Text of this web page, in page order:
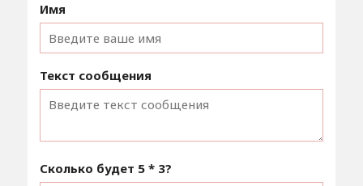
Имя
Текст сообщения
Сколько будет 5 * 3?